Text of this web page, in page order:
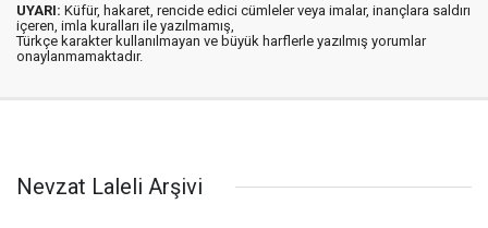
UYARI: Küfür, hakaret, rencide edici cümleler veya imalar, inançlara saldırı
içeren, imla kuralları ile yazılmamış,
Türkçe karakter kullanılmayan ve büyük harflerle yazılmış yorumlar
onaylanmamaktadır.
Nevzat Laleli Arşivi